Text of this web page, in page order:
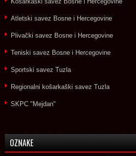
Atletski savez Bosne i Hercegovine
Plivački savez Bosne i Hercegovine
Teniski savez Bosne i Hercegovine
Sportski savez Tuzla
Regionalni košarkaški savez Tuzla
SKPC "Mejdan"
OZNAKE